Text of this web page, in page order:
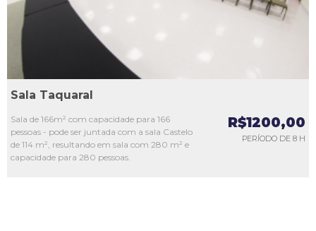
Sala Taquaral
Sala de 166m² com capacidade para 166
pessoas - pode ser juntada com a sala Castelo
de 114 m², resultando em sala com 280 m² e
capacidade para 280 pessoas.
R$1200,00
PERÍODO DE 8 H